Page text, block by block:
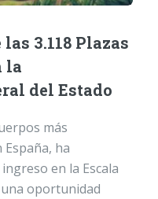
3.118 Plazas
la
del Estado
más
ha
en la Escala
una oportunidad